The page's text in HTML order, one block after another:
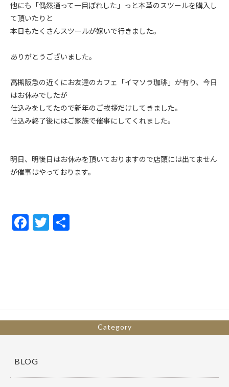
他にも「偶然通って一目ぼれした」っと本革のスツールを購入し
て頂いたりと
本日もたくさんスツールが嫁いで行きました。
ありがとうございました。
高槻阪急の近くにお友達のカフェ「イマソラ珈琲」が有り、今日
はお休みでしたが
仕込みをしてたので新年のご挨拶だけしてきました。
仕込み終了後にはご家族で催事にしてくれました。
明日、明後日はお休みを頂いておりますので店頭には出てません
が催事はやっております。
F
k
T
Category
BLOG